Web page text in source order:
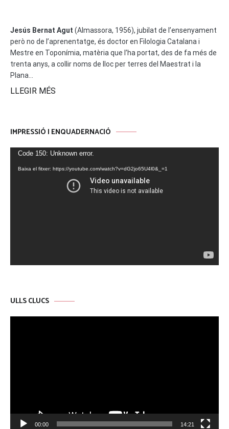
Jesús Bernat Agut (Almassora, 1956), jubilat de l’ensenyament
però no de l’aprenentatge, és doctor en Filologia Catalana i
Mestre en Toponímia, matèria que l’ha portat, des de fa més de
trenta anys, a collir noms de lloc per terres del Maestrat i la
Plana...
LLEGIR MÉS
IMPRESSIÓ I ENQUADERNACIÓ
Reproductor
vídeo
Code 150: Unknown error.
Baixa el fitxer: https://youtube.com/watch?v=dG2jo65U4l0&_=1
ULLS CLUCS
00:00 14:21